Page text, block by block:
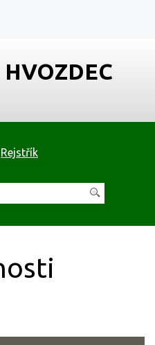
HVOZDEC
Rejstřík